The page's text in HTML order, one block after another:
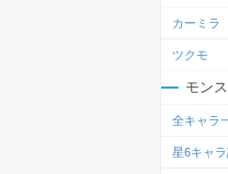
カーミラ
ツクモ
モン
全キャラ
星6キャ